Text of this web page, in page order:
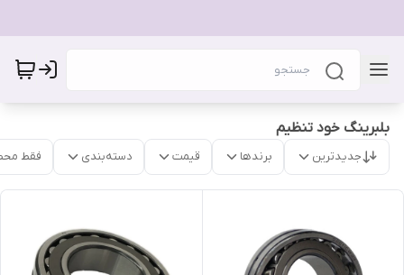
بلبرینگ خود تنظیم
جدیدترین برندها قیمت دسته‌بندی فقط